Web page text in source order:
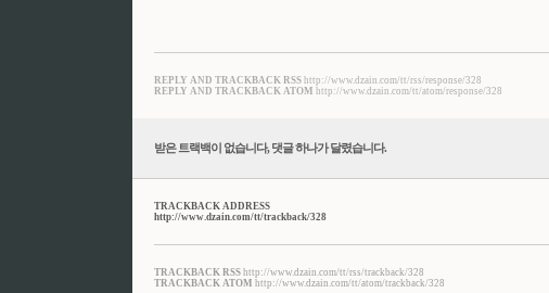
REPLY AND TRACKBACK RSS http://www.dzain.com/tt/rss/response/328
REPLY AND TRACKBACK ATOM
http://www.dzain.com/tt/atom/response/328
받은 트랙백이 없습니다, 댓글하나가 달렸습니다.
TRACKBACK ADDRESS
http://www.dzain.com/tt/trackback/328
TRACKBACK RSS http://www.dzain.com/tt/rss/trackback/328
TRACKBACK ATOM http://www.dzain.com/tt/atom/trackback/328